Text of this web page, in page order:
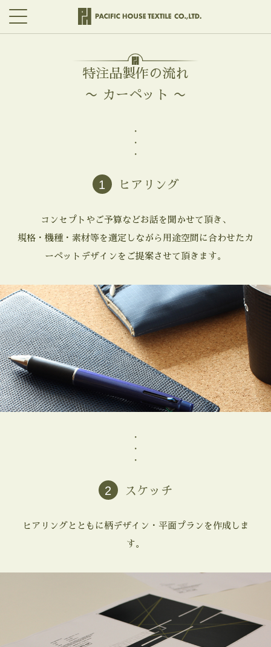
特注品製作の流れ
〜 カーペット 〜
・
・
・
1 ヒアリング
コンセプトやご予算などお話を聞かせて頂き、
規格・機種・素材等を選定しながら用途空間に合わせたカ
ーペットデザインをご提案させて頂きます。
・
・
・
2 スケッチ
ヒアリングとともに柄デザイン・平面プランを作成しま
す。